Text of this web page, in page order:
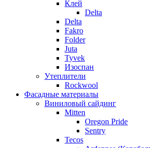
Клей
Delta
Delta
Fakro
Folder
Juta
Tyvek
Изоспан
Утеплители
Rockwool
Фасадные материалы
Виниловый сайдинг
Mitten
Oregon Pride
Sentry
Tecos